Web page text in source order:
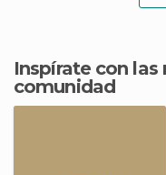
Inspírate con las mejores listas de la
comunidad